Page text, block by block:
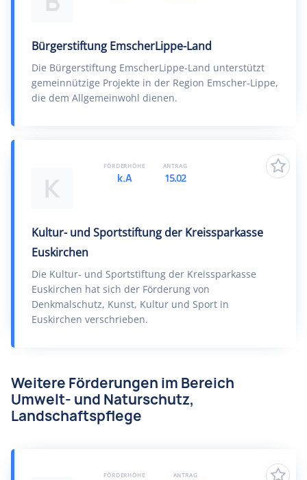
Bürgerstiftung EmscherLippe-Land
Die Bürgerstiftung EmscherLippe-Land unterstützt
gemeinnützige Projekte in der Region Emscher-Lippe,
die dem Allgemeinwohl dienen.
K
Kultur- und Sportstiftung der Kreissparkasse
Euskirchen
Die Kultur- und Sportstiftung der Kreissparkasse
Euskirchen hat sich der Förderung von
Denkmalschutz, Kunst, Kultur und Sport in
Euskirchen verschrieben.
FÖRDERHÖHE
k.A
ANTRAG
15.02
Weitere Förderungen im Bereich
Umwelt- und Naturschutz,
Landschaftspflege
FÖRDERHÖHE ANTRAG